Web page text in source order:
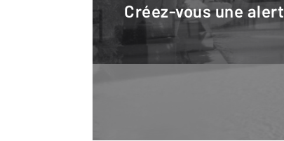
Créez-vous une alerte mail pour être averti quand une annonce est en ligne et consultez la